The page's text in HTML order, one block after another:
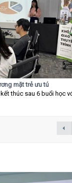
mặt trẻ ưu tú
thúc sau 6 buổi học